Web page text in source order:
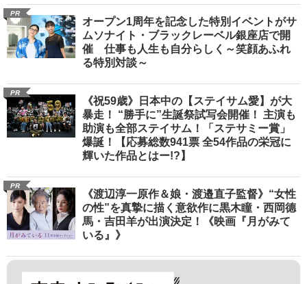
PR
オープン1周年を記念した特別イベントがサ
ムソナイト・ブラックレーベル銀座店で開
催 仕事も人生も自分らしく～笑顔あふれ
る特別対談～
PR
《祝59歳》日本中の【ステイサム愛】が大
暴走！ “勝手に”生誕祭試写会開催！ 主演も
助演も全部ステイサム！「ステサミー賞」
爆誕！【応募総数941票 全54作品の栄冠に
輝いた作品とはー!?】
PR
《渡辺淳一原作＆娘・渡邉直子監督》“女性
の性”を真摯に描く意欲作に黒木瞳・西岡德
馬・吉田羊が出演決定！《映画『月がみて
いる』》